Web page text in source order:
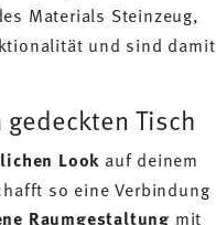
Materials Steinzeug,
und sind damit
Tisch
Look auf deinem
so eine Verbindung
Raumgestaltung mit